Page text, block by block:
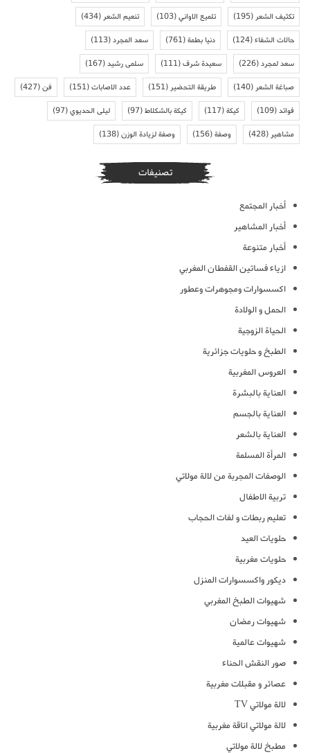
تكثيف الشعر(195) تلميع الاواني(103) تنعيم الشعر(434)
حالات الشفاء(124) دنيا بطمة(761) سعد المجرد(113)
سعد لمجرد(226) سعيدة شرف(111) سلمى رشيد(167)
صباغة الشعر(140) طريقة التحضير(151) عدد الاصابات(151) فن(427)
فوائد(109) كيكة(117) كيكة بالشكلاط(97) ليلى الحديوي(97)
مشاهير(428) وصفة(156) وصفة لزيادة الوزن(138)
تصنيفات
أخبار المجتمع
أخبار المشاهير
أخبار متنوعة
ازياء فساتين القفطان المغربي
اكسسوارات ومجوهرات وعطور
الحمل و الولادة
الحياة الزوجية
الطبخ و حلويات جزائرية
العروس المغربية
العناية بالبشرة
العناية بالجسم
العناية بالشعر
المرأة المسلمة
الوصفات المجربة من لالة مولاتي
تربية الاطفال
تعليم ربطات و لفات الحجاب
حلويات العيد
حلويات مغربية
ديكور واكسسوارات المنزل
شهيوات الطبخ المغربي
شهيوات رمضان
شهيوات عالمية
صور النقش الحناء
عصائر و مقبلات مغربية
لالة مولاتي TV
لالة مولاتي اناقة مغربية
مطبخ لالة مولاتي